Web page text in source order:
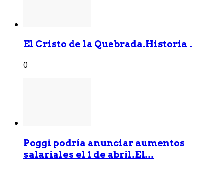
El Cristo de la Quebrada.Historia .
0
Poggi podría anunciar aumentos
salariales el 1 de abril.El...